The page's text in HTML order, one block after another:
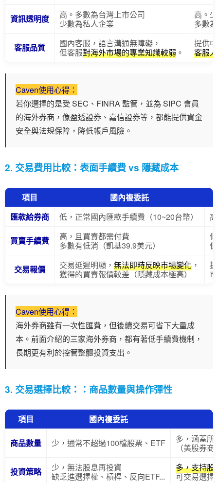
資訊透明度
高。多數為台灣上市公司
少數為私人企業
高。
多數
客服品質
國內客服，語言溝通無障礙，
但客服對海外市場的專業知識較弱 。
提供
客服
Caven使用心得：
若你選擇的是受 SEC、FINRA 監管，並為 SIPC 會員
的海外券商，像盈透證券、嘉信證券等，都能提供資金
安全與法規保障，降低帳戶風險。
2. 交易費用比較：表面手續費 vs 隱藏成本
項目
國內複委託
匯款給券商
低，正常國內匯款手續費（10~20台幣）
買賣手續費
高，且買賣都需付費
多數有低消（凱基39.9美元）
交易報價 交易延遲明顯， 無法即時反映市場變化 ，
獲得的買賣報價較差（隱藏成本極高）
Caven使用心得：
海外券商雖有一次性匯費，但後續交易可省下大量成
本。前面介紹的三家海外券商，都有著低手續費機制，
長期更有利於控管整體投資支出。
3. 交易選擇比較：：商品數量與操作彈性
項目 國內複委託
商品數量 少，通常不超過100檔股票、ETF
多，涵蓋所
（美股券商
投資策略
少，無法股息再投資
缺乏進選擇權、槓桿、反向ETF...
多，支持股
可交易選擇